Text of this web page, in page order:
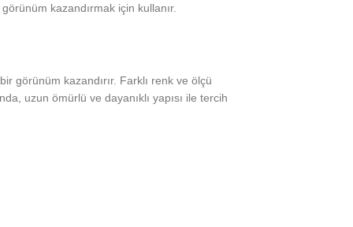
kazandırmak için kullanır.
görünüm kazandırır. Farklı renk ve ölçü
uzun ömürlü ve dayanıklı yapısı ile tercih